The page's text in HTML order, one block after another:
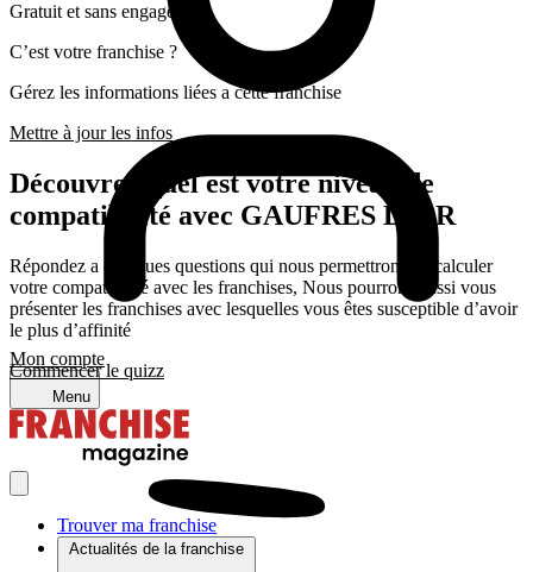
Mon compte
Menu
Trouver ma franchise
Actualités de la franchise
Gratuit et sans engagement
C’est votre franchise ?
Gérez les informations liées a cette franchise
Mettre à jour les infos
Découvrez quel est votre niveau de
compatibilité avec GAUFRES D’OR
Répondez a quelques questions qui nous permettrons de calculer
votre compatibilité avec les franchises, Nous pourrons aussi vous
présenter les franchises avec lesquelles vous êtes susceptible d’avoir
le plus d’affinité
Commencer le quizz